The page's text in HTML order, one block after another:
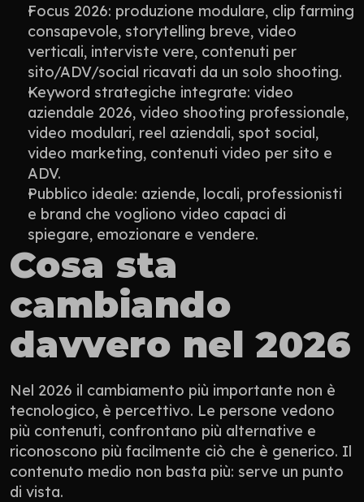
Focus 2026: produzione modulare, clip farming
consapevole, storytelling breve, video
verticali, interviste vere, contenuti per
sito/ADV/social ricavati da un solo shooting.
Keyword strategiche integrate: video
aziendale 2026, video shooting professionale,
video modulari, reel aziendali, spot social,
video marketing, contenuti video per sito e
ADV.
Pubblico ideale: aziende, locali, professionisti
e brand che vogliono video capaci di
spiegare, emozionare e vendere.
Cosa sta
cambiando
davvero nel 2026
Nel 2026 il cambiamento più importante non è
tecnologico, è percettivo. Le persone vedono
più contenuti, confrontano più alternative e
riconoscono più facilmente ciò che è generico. Il
contenuto medio non basta più: serve un punto
di vista.